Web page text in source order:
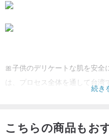
🎀子供のデリケートな肌を安全
は、プロセス全体を通して台湾
続き
こちらの商品もお